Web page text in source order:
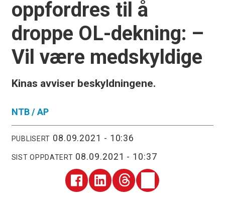
oppfordres til å
droppe OL-dekning: –
Vil være medskyldige
Kinas avviser beskyldningene.
NTB / AP
PUBLISERT 08.09.2021 - 10:36
SIST OPPDATERT 08.09.2021 - 10:37